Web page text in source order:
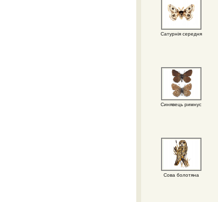
Сатурнія середня
Синявець римнус
Сова болотяна